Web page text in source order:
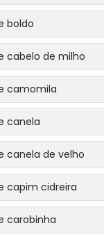
boldo
cabelo de milho
camomila
canela
canela de velho
capim cidreira
carobinha